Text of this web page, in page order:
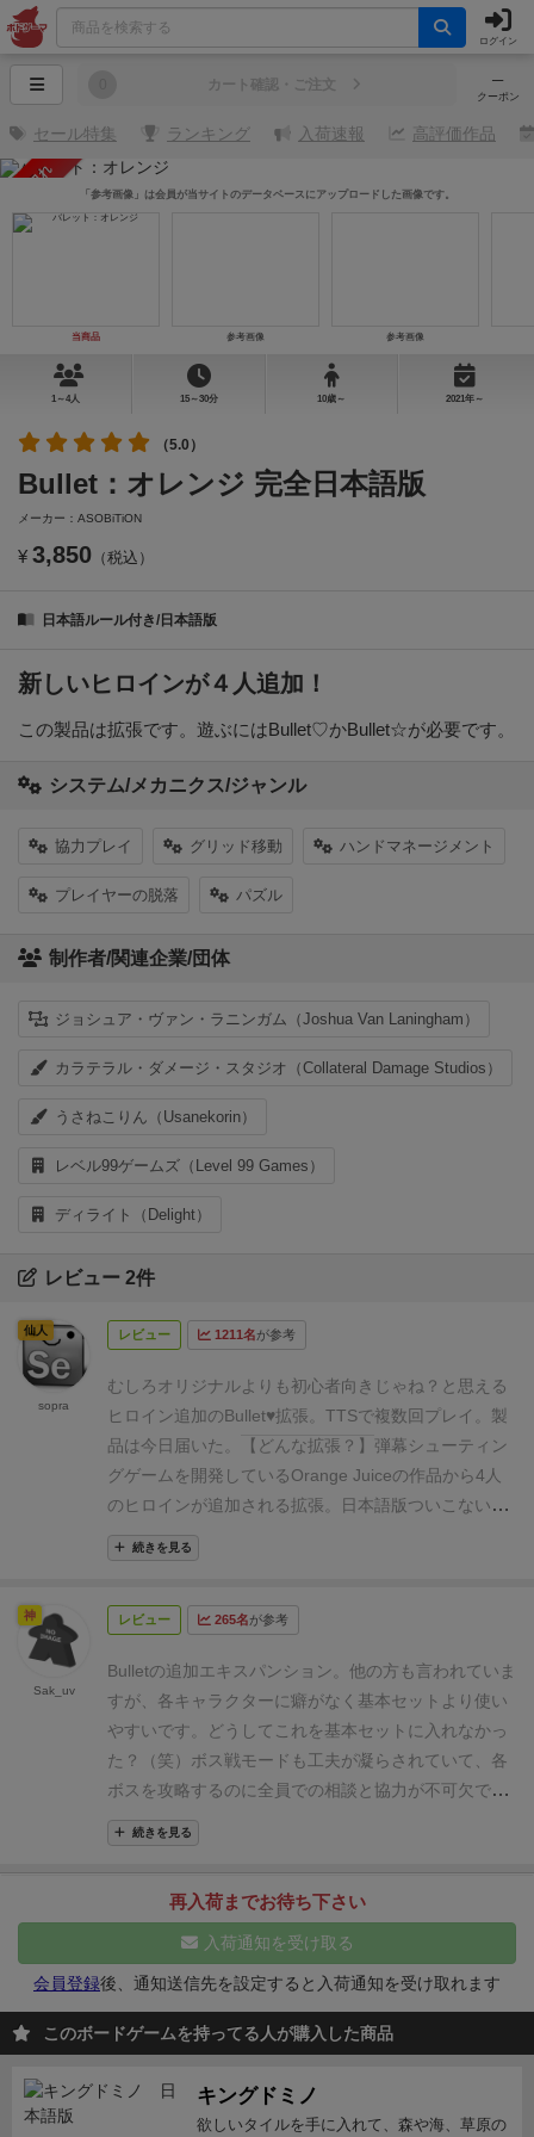
ログイン
─
クーポン
カート確認・ご注文
セール特集 ランキング 入荷速報 高評価作品
売り切れ
当商品 参考画像 参考画像
「参考画像」は会員が当サイトのデータベースにアップロードした画像です。
1～4人 15～30分 10歳～ 2021年～
（5.0）
Bullet：オレンジ 完全日本語版
メーカー：ASOBiTiON
¥ 3,850 （税込）
日本語ルール付き/日本語版
新しいヒロインが４人追加！
この製品は拡張です。遊ぶにはBullet♡かBullet☆が必要です。
システム/メカニクス/ジャンル
協力プレイ グリッド移動 ハンドマネージメント
プレイヤーの脱落 パズル
制作者/関連企業/団体
ジョシュア・ヴァン・ラニンガム（Joshua Van Laningham）
カラテラル・ダメージ・スタジオ（Collateral Damage Studios）
うさねこりん（Usanekorin）
レベル99ゲームズ（Level 99 Games）
ディライト（Delight）
レビュー 2件
レビュー 1211名が参考
むしろオリジナルよりも初心者向きじゃね？と思える
ヒロイン追加のBullet♥拡張。 TTSで複数回プレイ。製
品は今日届いた。
【どんな拡張？】 弾幕シューティン
グゲームを開発しているOrange Juiceの作品から4人
のヒロインが追加される拡張。
日本語版ついこないだ
発売したばかりやぞ って思う人いるかもだけど、
Bullet♥の元の発売予定月は2021年2月だったからね。
インのキャラシート6枚に、キャラごとのアビリティ
ード計60枚。箱がスッカスカなのはボドゲあるある。
ちなみにキャラシートが6枚なのは、一番右のSORAは
APを使って装備を増やしてユニークアクションを追加
していくってルールだからだよ。 キャラ追加拡張なの
で、基本セットのBullet♥に慣れてきたら購入かな？と
思ったけど能力的にはむしろ初心者向きじゃね？って
1キャラずつプレイしてみた感想
限2枚。パターンカードを使用するたびに、1AP使って
パターンカードを1枚引くことができる。
ン
：通常の弾丸移動のほかに、1APで弾丸1つを下に2
マス移動させることが可能。感想：パターンカード切
れを起こすことが少なく、最強レベルの強さ。手札の
力による手札補充をパスすると途端に苦しくなる。弾
丸数が多くなってくる中盤以降はパターンカードを大
続きを見る
仙人
sopra
レビュー 265名が参考
Bulletの追加エキスパンション。他の方も言われていま
すが、各キャラクターに癖がなく基本セットより使い
やすいです。どうしてこれを基本セットに入れなかっ
た？（笑） ボス戦モードも工夫が凝らされていて、各
ボスを攻略するのに全員での相談と協力が不可欠で
す。QPのボスモードの、パターンを達成するとボーナ
スがもらえる（弾幕エリアから直接弾丸をダメージに
できる）というのは面白いフィーチャーだなぁ、と思
いました。
続きを見る
神
Sak_uv
再入荷までお待ち下さい
入荷通知を受け取る
会員登録後、通知送信先を設定すると入荷通知を受け取れます
このボードゲームを持ってる人が購入した商品
キングドミノ
欲しいタイルを手に入れて、森や海、草原の